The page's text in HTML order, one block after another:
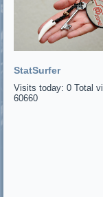
StatSurfer
Visits today: 0 Total
60660